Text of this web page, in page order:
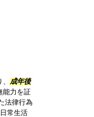
成年後
能力を証
法律行為
常生活